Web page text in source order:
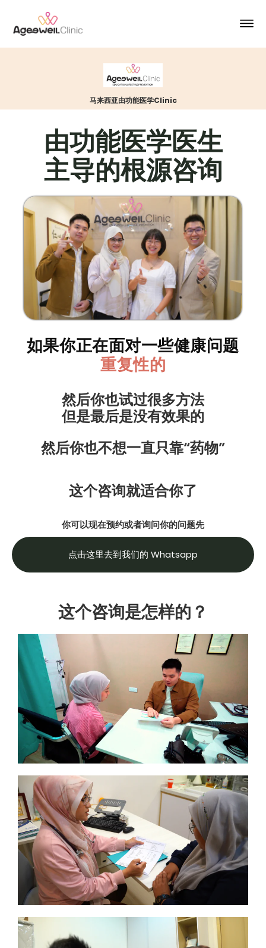
马来西亚由功能医学Clinic
由功能医学医生
主导的根源咨询
如果你正在面对一些健康问题
一直
然后你也试过很多方法
但是最后是没有效果的
然后你也不想一直只靠“药物”
这个咨询就适合你了
你可以现在预约或者询问你的问题先
点击这里去到我们的 Whatsapp
这个咨询是怎样的？